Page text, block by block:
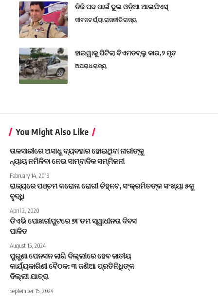
ଡିଜି ପଦ ପାଇଁ ଦୁଇ ଓଡ଼ିଆ ଆଇପିଏସ୍
ଜୀବନଚର୍ଯ୍ୟାରାଜନୀତିରାଜ୍ୟ
ହାଇୱାକୁ ପିଟିଲା ବିଏମଡବ୍ଲୁ କାର,୨ ମୃତ
ଅପରାଧରାଜ୍ୟ
You Might Also Like
ତାଳସାରୀରେ ଅସାଧୁ ବ୍ୟବହାର ହୋଇଥିବା ନାରୀଙ୍କୁ
ନ୍ୟାୟ ନମିଳିବା ନେଇ ସାମ୍ବାଦିକ ସମ୍ମିଳନୀ
February 14, 2019
ରାଜ୍ୟରେ ପଞ୍ଚମ କରୋନା ରୋଗୀ ଚିହ୍ନଟ, ସଂକ୍ରମିତଙ୍କ ସଂଖ୍ୟା ୫କୁ
ବୃଦ୍ଧି
April 2, 2020
ଡିଏଭି ପୋଖରୀପୁଟରେ ୭୮ତମ ସ୍ୱାଧୀନତା ଦିବସ
ପାଳିତ
August 15, 2024
ପୁରୁଣା ପେନସନ ଲାଗି ଦିଲ୍ଲୀରେ ହେବ ଜାତୀୟ
କାର୍ଯ୍ୟକାରିଣୀ ବୈଠକ: ୩ ଜଣିଆ ପ୍ରତିନିଧିଙ୍କ
ଦିଲ୍ଲୀ ଯାତ୍ରା
September 15, 2024